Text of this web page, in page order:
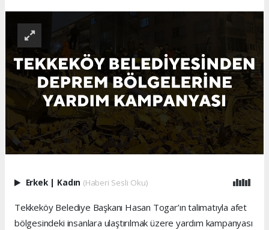
Erkek | Kadın (Haberi Sesli Oku)
Tekkeköy Belediye Başkanı Hasan Togar’ın talimatıyla afet
bölgesindeki insanlara ulaştırılmak üzere yardım kampanyası